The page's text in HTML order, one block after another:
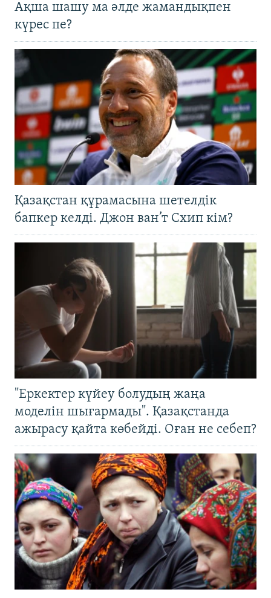
Ақша шашу ма әлде жамандықпен
күрес пе?
Қазақстан құрамасына шетелдік
бапкер келді. Джон ван’т Схип кім?
"Еркектер күйеу болудың жаңа
моделін шығармады". Қазақстанда
ажырасу қайта көбейді. Оған не себеп?